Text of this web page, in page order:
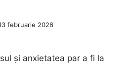
februarie 2026
și anxietatea par a fi la